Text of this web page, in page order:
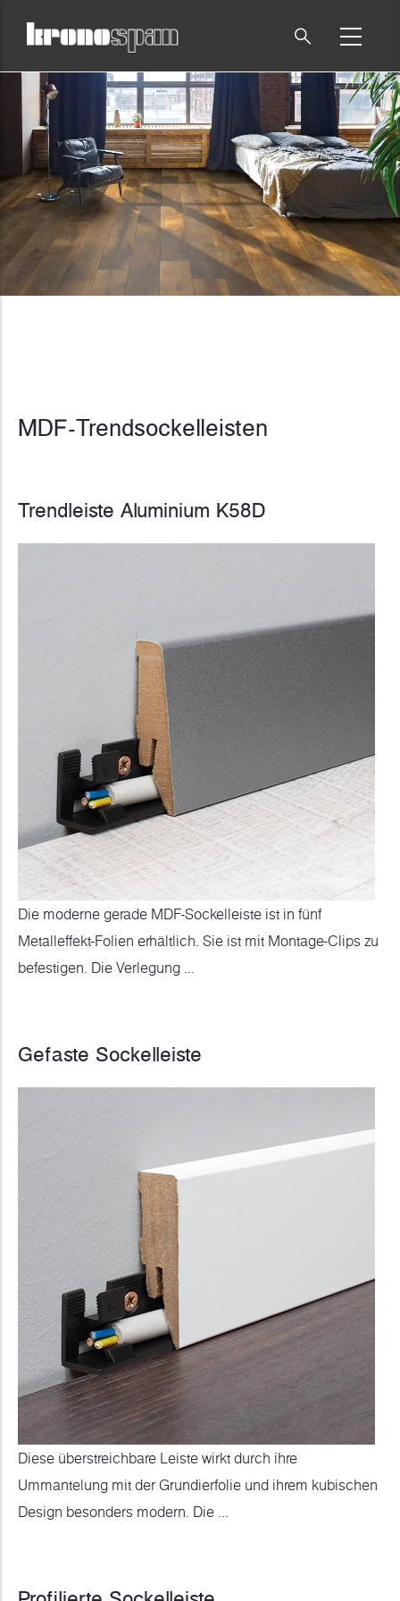
Inhalt
Pfadnavigation
MDF-Trendsockelleisten
Trendleiste Aluminium K58D
Die moderne gerade MDF-Sockelleiste ist in fünf
Metalleffekt-Folien erhältlich. Sie ist mit Montage-Clips zu
befestigen. Die Verlegung ...
Gefaste Sockelleiste
Diese überstreichbare Leiste wirkt durch ihre
Ummantelung mit der Grundierfolie und ihrem kubischen
Design besonders modern. Die ...